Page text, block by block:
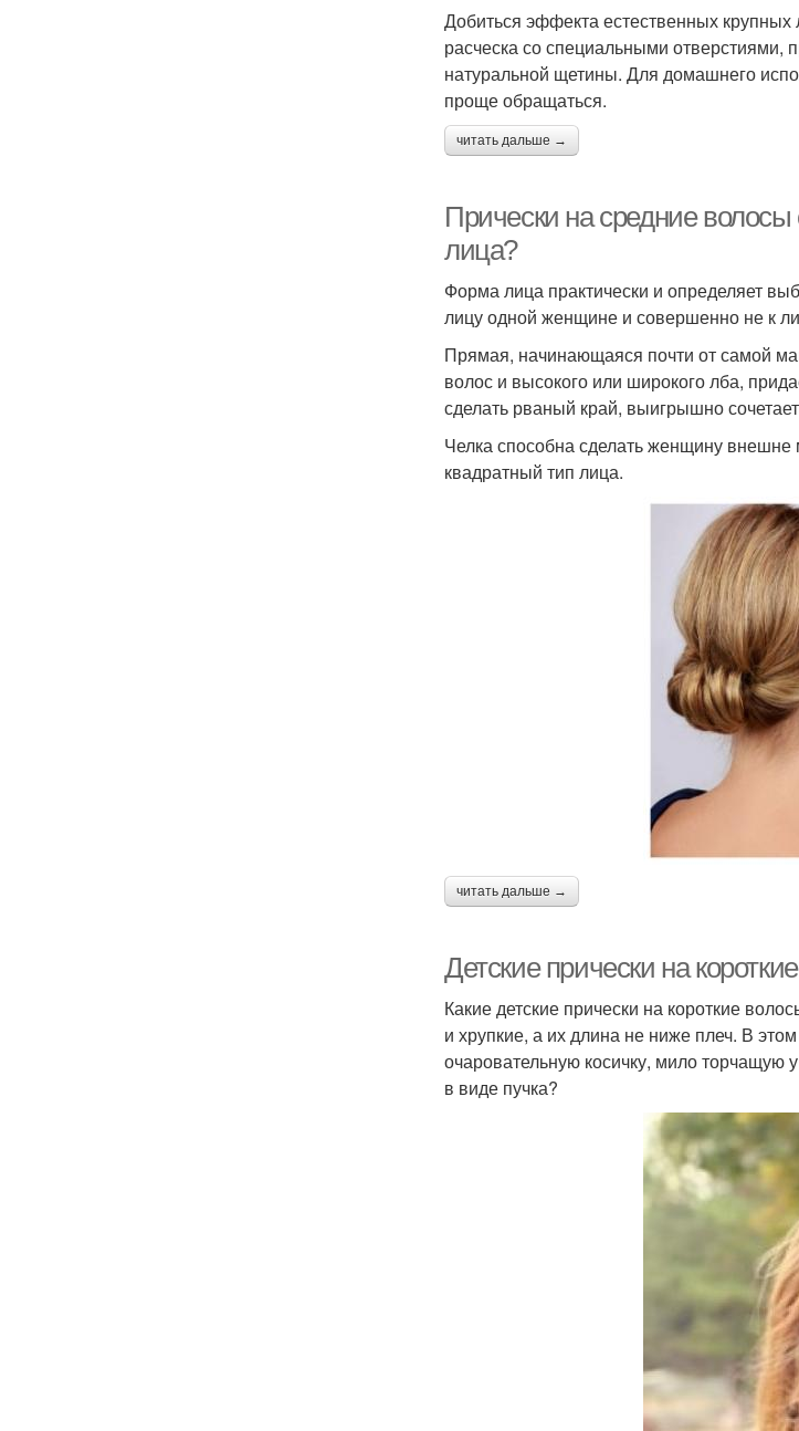
Добиться эффекта естественных
расческа со специальными отверстиями,
натуральной щетины. Для домашнего
проще обращаться.
читать дальше →
Прически на средние
лица?
Форма лица практически и определяет
лицу одной женщине и совершенно не к
Прямая, начинающаяся почти от самой
волос и высокого или широкого лба,
сделать рваный край, выигрышно
Челка способна сделать женщину
квадратный тип лица.
читать дальше →
Детские прически на
Какие детские прически на короткие
и хрупкие, а их длина не ниже плеч. В
очаровательную косичку, мило торчащую
в виде пучка?